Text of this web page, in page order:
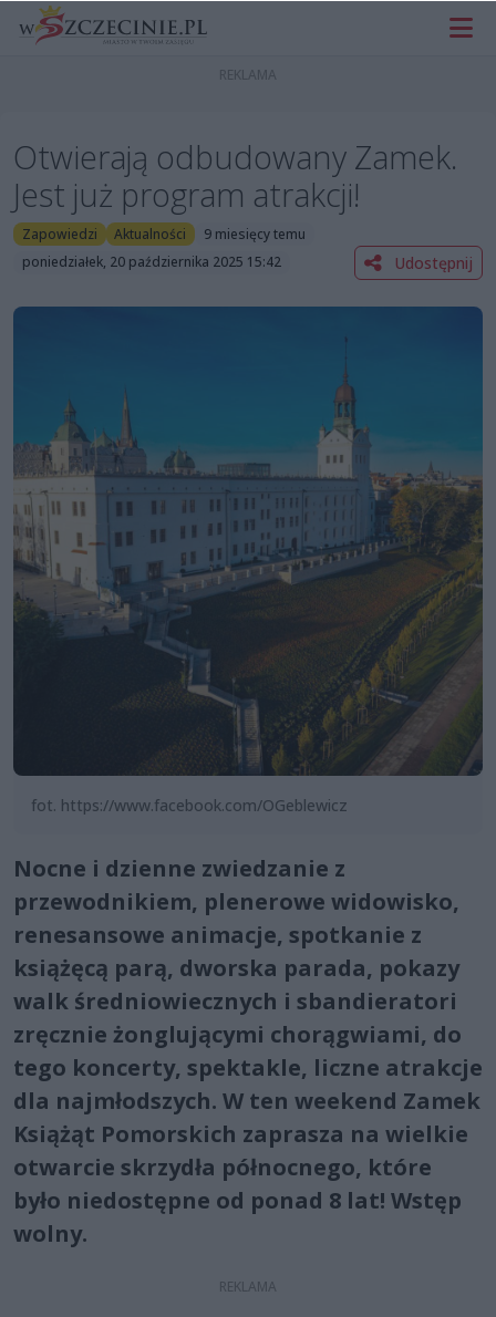
Otwierają odbudowany Zamek.
Jest już program atrakcji!
Zapowiedzi Aktualności
9 miesięcy temu
poniedziałek, 20 października 2025 15:42
Udostępnij
fot. https://www.facebook.com/OGeblewicz
Nocne i dzienne zwiedzanie z
przewodnikiem, plenerowe widowisko,
renesansowe animacje, spotkanie z
książęcą parą, dworska parada, pokazy
walk średniowiecznych i sbandieratori
zręcznie żonglującymi chorągwiami, do
tego koncerty, spektakle, liczne atrakcje
dla najmłodszych. W ten weekend Zamek
Książąt Pomorskich zaprasza na wielkie
otwarcie skrzydła północnego, które
było niedostępne od ponad 8 lat! Wstęp
wolny.